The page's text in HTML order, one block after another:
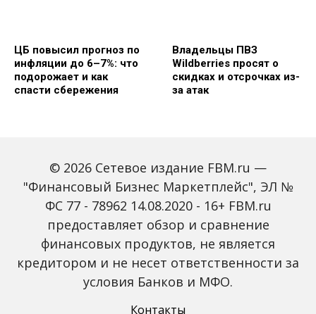
ЦБ повысил прогноз по
инфляции до 6–7%: что
подорожает и как
спасти сбережения
Владельцы ПВЗ
Wildberries просят о
скидках и отсрочках из-
за атак
Объем наличных у
россиян в июле вырос
на 43%: что стоит за
рекордным спросом на
С 2027 года ИНН станет
банковских счетов
россиян: что изменится
© 2026 Сетевое издание FBM.ru —
"Финансовый Бизнес Маркетплейс", ЭЛ №
ФС 77 - 78962 14.08.2020 - 16+ FBM.ru
предоставляет обзор и сравнение
финансовых продуктов, не является
кредитором и не несет ответственности за
условия Банков и МФО.
Контакты